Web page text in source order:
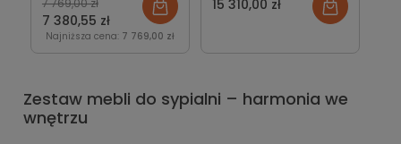
olejowany
7 380,55 zł
Najniższa cena: 7 769,00 zł
15 310,00 zł
Zestaw mebli do sypialni – harmonia we
wnętrzu